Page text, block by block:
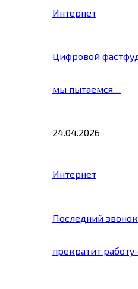
Интернет
Цифровой
мы пытаемся…
24.04.2026
Интернет
Последний
прекратит работу